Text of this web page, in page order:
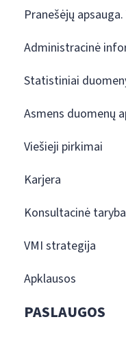
Pranešėjų
Administracinė
Statistiniai
Asmens duomenų
Viešieji pirkimai
Karjera
Konsultacinė taryba
VMI strategija
Apklausos
PASLAUGOS